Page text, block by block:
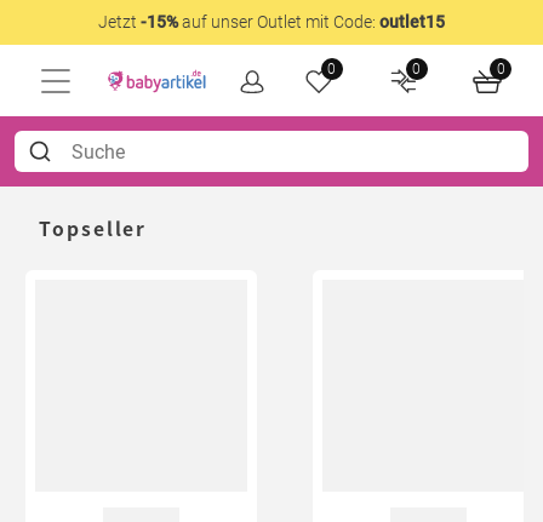
Jetzt -15%auf unser Outlet mit Code: outlet15
0 0 0
Topseller